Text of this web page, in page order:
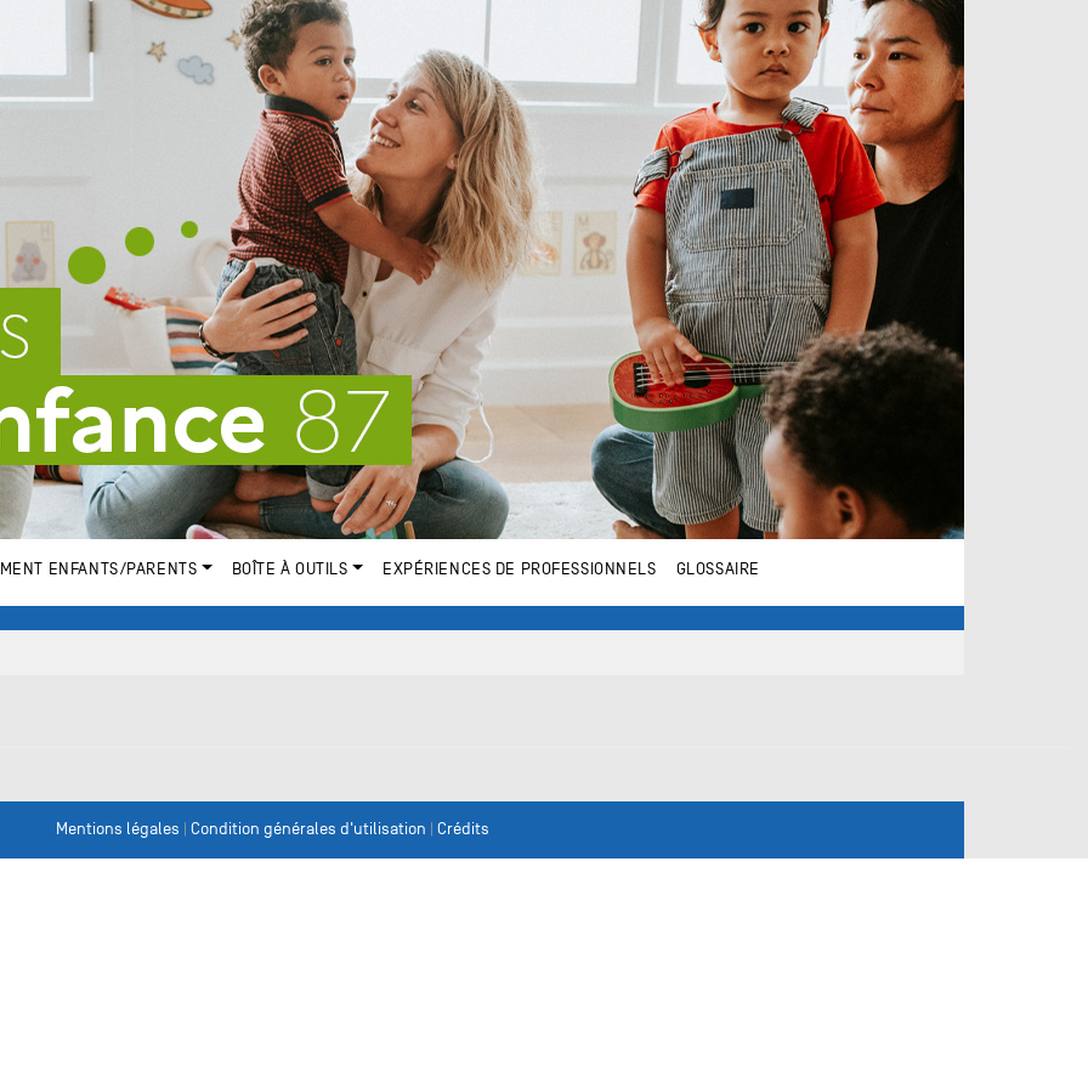
ENFANTS/PARENTS BOÎTE À OUTILS EXPÉRIENCES DE PROFESSIONNELS GLOSSAIRE
Mentions légales | Condition générales d'utilisation | Crédits